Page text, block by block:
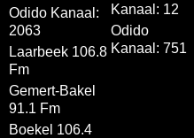
Odido Kanaal:
2063
Laarbeek 106.8
Fm
Gemert-Bakel
91.1 Fm
Boekel 106.4
Kanaal: 12
Odido
Kanaal: 751